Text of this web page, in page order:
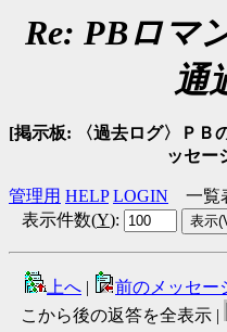
Re: PBロマ
通
[掲示板: 〈過去ログ〉ＰＢ
ッセー
管理用 HELP LOGIN 一覧
表示件数(Y):
上へ | 前のメッセー
こから後の返答を全表示 |